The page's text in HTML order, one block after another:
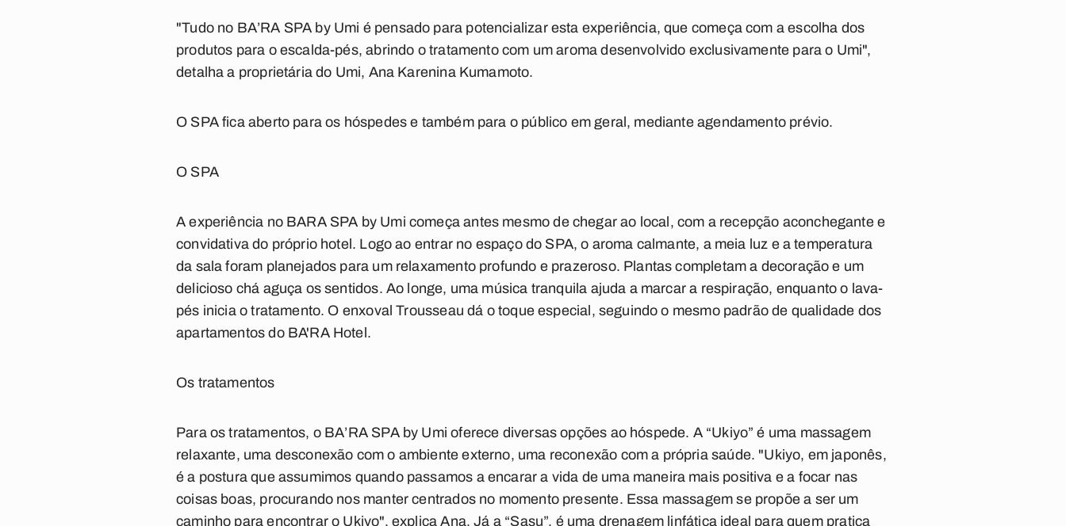
"Tudo no BA’RA SPA by Umi é pensado para potencializar esta experiência, que começa com a escolha dos
produtos para o escalda-pés, abrindo o tratamento com um aroma desenvolvido exclusivamente para o Umi",
detalha a proprietária do Umi, Ana Karenina Kumamoto.
O SPA fica aberto para os hóspedes e também para o público em geral, mediante agendamento prévio.
O SPA
A experiência no BARA SPA by Umi começa antes mesmo de chegar ao local, com a recepção aconchegante e
convidativa do próprio hotel. Logo ao entrar no espaço do SPA, o aroma calmante, a meia luz e a temperatura
da sala foram planejados para um relaxamento profundo e prazeroso. Plantas completam a decoração e um
delicioso chá aguça os sentidos. Ao longe, uma música tranquila ajuda a marcar a respiração, enquanto o lava-
pés inicia o tratamento. O enxoval Trousseau dá o toque especial, seguindo o mesmo padrão de qualidade dos
apartamentos do BA'RA Hotel.
Os tratamentos
Para os tratamentos, o BA’RA SPA by Umi oferece diversas opções ao hóspede. A “Ukiyo” é uma massagem
relaxante, uma desconexão com o ambiente externo, uma reconexão com a própria saúde. "Ukiyo, em japonês,
é a postura que assumimos quando passamos a encarar a vida de uma maneira mais positiva e a focar nas
coisas boas, procurando nos manter centrados no momento presente. Essa massagem se propõe a ser um
caminho para encontrar o Ukiyo", explica Ana. Já a “Sasu”, é uma drenagem linfática ideal para quem pratica